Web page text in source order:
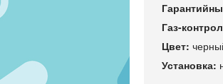
Газ-
Цвет:
Установка: